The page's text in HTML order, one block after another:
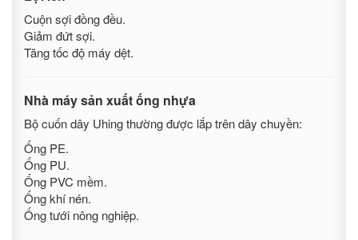
Cuộn sợi đồng đều.
Giảm đứt sợi.
Tăng tốc độ máy dệt.
Nhà máy sản xuất ống nhựa
Bộ cuốn dây Uhing thường được lắp trên dây chuyền:
Ống PE.
Ống PU.
Ống PVC mềm.
Ống khí nén.
Ống tưới nông nghiệp.